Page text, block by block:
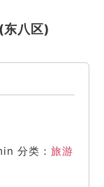
八区)
分类： 旅游